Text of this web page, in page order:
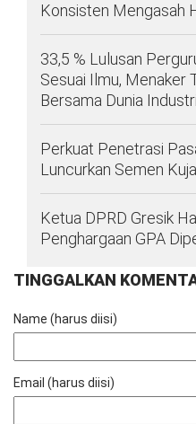
Konsisten Mengasah
33,5 % Lulusan
Sesuai Ilmu, Menaker
Bersama Dunia
Perkuat Penetrasi
Luncurkan Semen
Ketua DPRD Gresik
Penghargaan GPA
TINGGALKAN
Name (harus diisi)
Email (harus diisi)